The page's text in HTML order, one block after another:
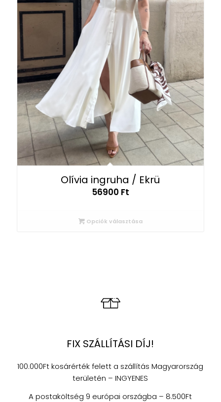
Olívia ingruha / Ekrü
56900 Ft
Opciók választása
FIX SZÁLLÍTÁSI DÍJ!
100.000Ft kosárérték felett a szállítás Magyarország
területén – INGYENES
A postaköltség 9 európai országba – 8.500Ft